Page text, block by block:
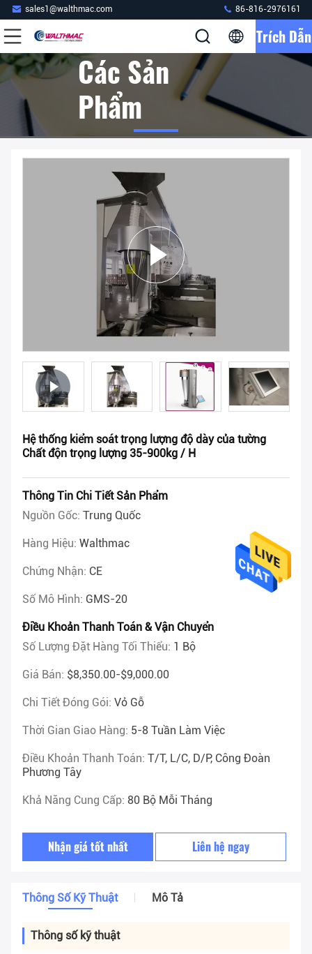
sales1@walthmac.com 86-816-2976161
Trích Dẫn
Các Sản
Phẩm
Hệ thống kiểm soát trọng lượng độ dày của tường
Chất độn trọng lượng 35-900kg / H
Thông Tin Chi Tiết Sản Phẩm
Nguồn Gốc: Trung Quốc
Hàng Hiệu: Walthmac
Chứng Nhận: CE
Số Mô Hình: GMS-20
Điều Khoản Thanh Toán & Vận Chuyển
Số Lượng Đặt Hàng Tối Thiểu: 1 Bộ
Giá Bán: $8,350.00-$9,000.00
Chi Tiết Đóng Gói: Vỏ Gỗ
Thời Gian Giao Hàng: 5-8 Tuần Làm Việc
Điều Khoản Thanh Toán: T/T, L/C, D/P, Công Đoàn
Phương Tây
Khả Năng Cung Cấp: 80 Bộ Mỗi Tháng
Nhận giá tốt nhất Liên hệ ngay
Thông Số Kỹ Thuật Mô Tả
Thông số kỹ thuật